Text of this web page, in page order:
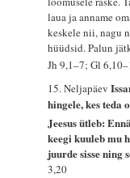
laua ja anname
keskele nii, nagu
hüüdsid. Palun
Jh 9,1–7; Gl
15. Neljapäev
hingele, kes teda
Jeesus ütleb:
keegi kuuleb mu
juurde sisse ning
3,20